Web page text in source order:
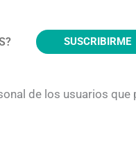
SUSCRIBIRME
de los usuarios que